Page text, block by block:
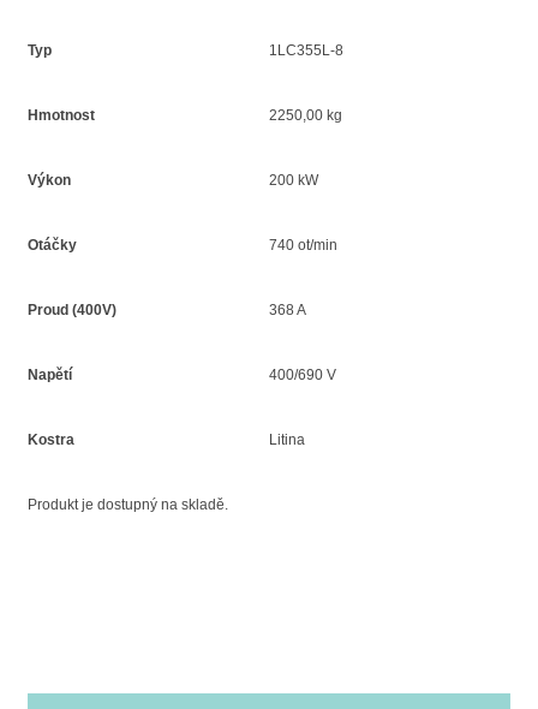
Typ 1LC355L-8
Hmotnost 2250,00 kg
Výkon 200 kW
Otáčky 740 ot/min
Proud (400V) 368 A
Napětí 400/690 V
Kostra Litina
Produkt je dostupný na skladě.